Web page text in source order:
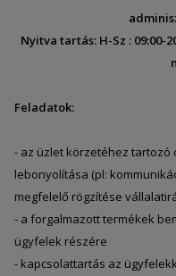
Nyitva tartás: H-Sz : 09:00-
Feladatok:
- az üzlet körzetéhez
lebonyolítása (pl:
megfelelő rögzítése
- a forgalmazott termékek
ügyfelek részére
- kapcsolattartás az